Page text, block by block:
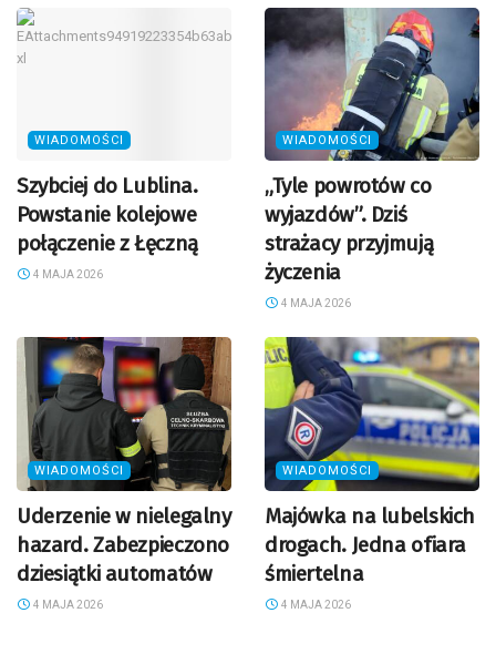
WIADOMOŚCI
Szybciej do Lublina.
Powstanie kolejowe
połączenie z Łęczną
4 MAJA 2026
WIADOMOŚCI
„Tyle powrotów co
wyjazdów”. Dziś
strażacy przyjmują
życzenia
4 MAJA 2026
WIADOMOŚCI
Uderzenie w nielegalny
hazard. Zabezpieczono
dziesiątki automatów
4 MAJA 2026
WIADOMOŚCI
Majówka na lubelskich
drogach. Jedna ofiara
śmiertelna
4 MAJA 2026